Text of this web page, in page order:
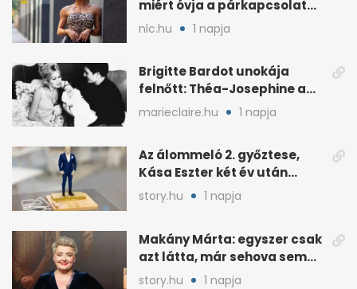
miért óvja a párkapcsolatát
a nyilvánosságtól
nlc.hu 1 napja
Brigitte Bardot unokája
felnőtt: Théa-Josephine a
nagymamájára hasonlít
marieclaire.hu 1 napja
Az álommeló 2. győztese,
Kása Eszter két év után
felmondott Balogh
Leventénél
story.hu 1 napja
Makány Márta: egyszer csak
azt látta, már sehova sem
hívják
story.hu 1 napja